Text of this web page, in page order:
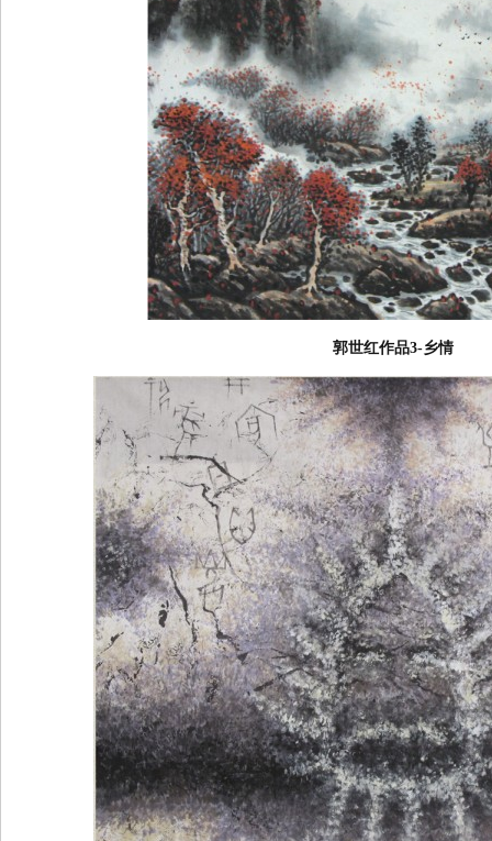
郭世红作品3-乡情